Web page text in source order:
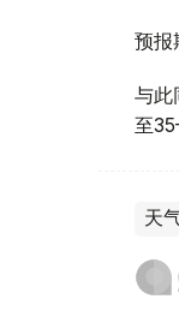
预报
与此
至
天